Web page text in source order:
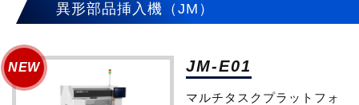
異形部品挿入機（JM）
JM-E01
マルチタスクプラットフォ